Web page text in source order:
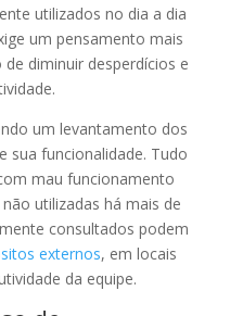
utilizados no dia a dia
um pensamento mais
diminuir desperdícios e
um levantamento dos
sua funcionalidade. Tudo
mau funcionamento
utilizadas há mais de
consultados podem
externos, em locais
da equipe.